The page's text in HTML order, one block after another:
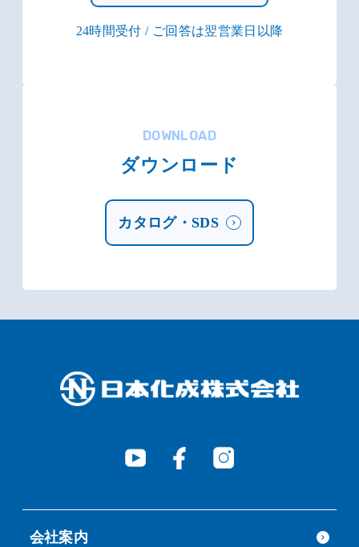
24時間受付 / ご回答は翌営業日以降
DOWNLOAD
ダウンロード
カタログ・SDS
会社案内